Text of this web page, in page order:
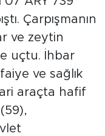
Çarpışmanın
ve zeytin
uçtu. İhbar
ve sağlık
araçta hafif